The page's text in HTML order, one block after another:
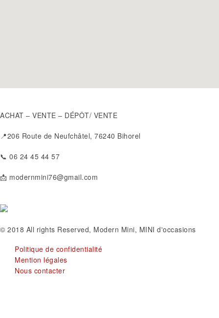
ACHAT – VENTE – DÉPÔT/ VENTE
📍206 Route de Neufchâtel, 76240 Bihorel
📞 06 24 45 44 57
📩 modernmini76@gmail.com
© 2018 All rights Reserved, Modern Mini, MINI d'occasions
Politique de confidentialité
Mention légales
Nous contacter